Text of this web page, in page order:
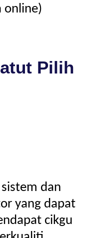
online)
Pilih
dan
yang dapat
cikgu